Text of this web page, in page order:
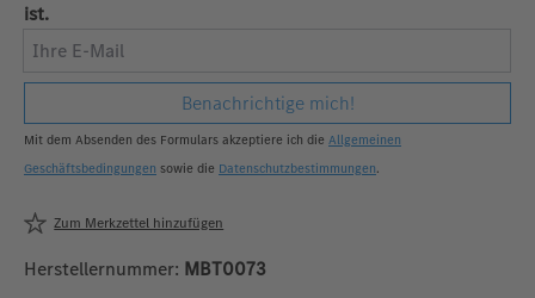
ist.
Ihre E-Mail
Benachrichtige mich!
Mit dem Absenden des Formulars akzeptiere ich die Allgemeinen
Geschäftsbedingungen sowie die Datenschutzbestimmungen.
Zum Merkzettel hinzufügen
Herstellernummer: MBT0073